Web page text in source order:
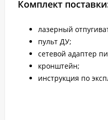
Комплект
лазерный
пульт ДУ;
сетевой адаптер
кронштейн;
инструкция по